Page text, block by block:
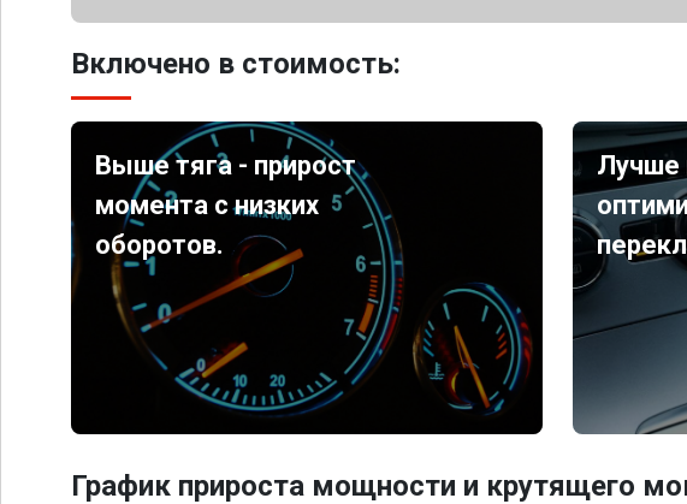
Включено в стоимость:
Выше тяга - прирост
момента с низких
оборотов.
Лучше
График прироста мощности и крутящего